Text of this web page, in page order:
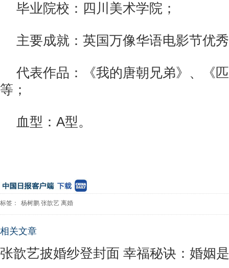
毕业院校：四川美术学院；
主要成就：英国万像华语电影节优
代表作品：《我的唐朝兄弟》、《
等；
血型：A型。
标签： 杨树鹏 张歆艺 离婚
相关文章
张歆艺披婚纱登封面 幸福秘诀：婚姻